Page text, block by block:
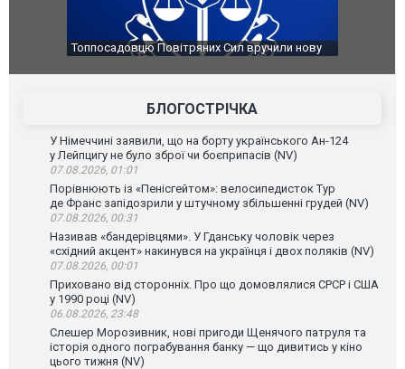
Повітряних Сил вручили нову
Сили оборони уразили
губернатор регіону заявив
атаку. ВІДЕО
БЛОГОСТРІЧКА
У Німеччині заявили, що на борту українського Ан-124
у Лейпцигу не було зброї чи боєприпасів (NV)
07.08.2026, 01:01
Порівнюють із «Пенісгейтом»: велосипедисток Тур
де Франс запідозрили у штучному збільшенні грудей (NV)
07.08.2026, 00:31
Називав «бандерівцями». У Гданську чоловік через
«східний акцент» накинувся на українця і двох поляків (NV)
07.08.2026, 00:01
Приховано від сторонніх. Про що домовлялися СРСР і США
у 1990 році (NV)
06.08.2026, 23:48
Слешер Морозивник, нові пригоди Щенячого патруля та
історія одного пограбування банку — що дивитись у кіно
цього тижня (NV)